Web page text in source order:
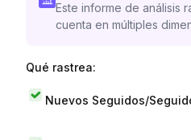
Este informe de análisis
cuenta en múltiples
Qué rastrea:
Nuevos Seguidos/